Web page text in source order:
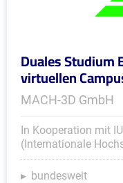
Duales Studium
virtuellen
MACH-3D GmbH
In Kooperation mit
(Internationale
bundesweit